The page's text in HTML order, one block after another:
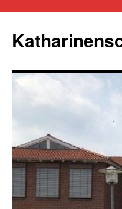
springen